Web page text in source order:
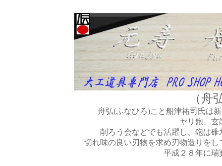
（舟
舟弘(ふなひろ)こと船津祐司氏は
ヤリ鉋、玄
削ろう会などでも活躍し、鉋は
切れ味の良い刃物を求め刃物造りを
平成２８年に瑞